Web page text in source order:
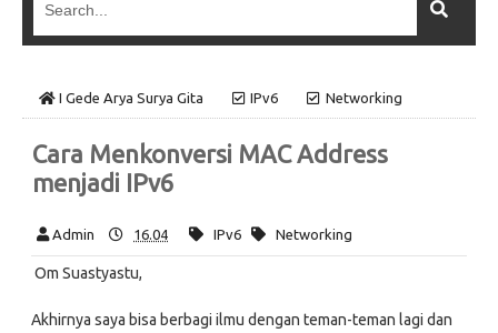
I Gede Arya Surya Gita IPv6 Networking
Cara Menkonversi MAC Address
menjadi IPv6
Admin 16.04 IPv6 Networking
Om Suastyastu,
Akhirnya saya bisa berbagi ilmu dengan teman-teman lagi dan